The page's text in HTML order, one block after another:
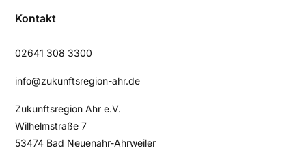
Kontakt
02641 308 3300
info@zukunftsregion-ahr.de
Zukunftsregion Ahr e.V.
Wilhelmstraße 7
53474 Bad Neuenahr-Ahrweiler